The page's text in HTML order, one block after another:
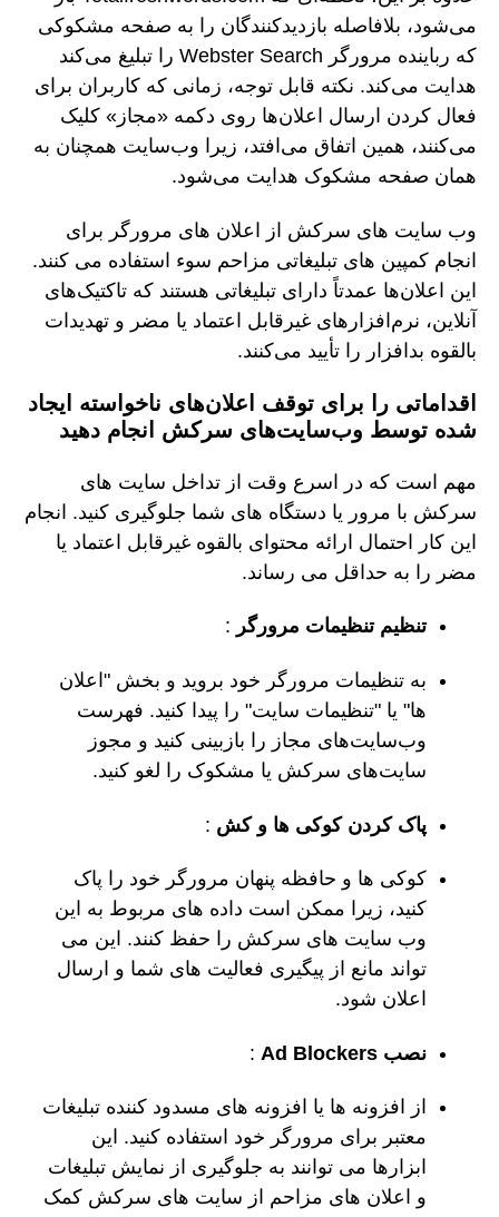
می‌شود، بلافاصله بازدیدکنندگان را به صفحه مشکوکی
که رباینده مرورگر Webster Search را تبلیغ می‌کند
هدایت می‌کند. نکته قابل توجه، زمانی که کاربران برای
فعال کردن ارسال اعلان‌ها روی دکمه «مجاز» کلیک
می‌کنند، همین اتفاق می‌افتد، زیرا وب‌سایت همچنان به
همان صفحه مشکوک هدایت می‌شود.
وب سایت های سرکش از اعلان های مرورگر برای
انجام کمپین های تبلیغاتی مزاحم سوء استفاده می کنند.
این اعلان‌ها عمدتاً دارای تبلیغاتی هستند که تاکتیک‌های
آنلاین، نرم‌افزارهای غیرقابل اعتماد یا مضر و تهدیدات
بالقوه بدافزار را تأیید می‌کنند.
اقداماتی را برای توقف اعلان‌های ناخواسته ایجاد
شده توسط وب‌سایت‌های سرکش انجام دهید
مهم است که در اسرع وقت از تداخل سایت های
سرکش با مرور یا دستگاه های شما جلوگیری کنید. انجام
این کار احتمال ارائه محتوای بالقوه غیرقابل اعتماد یا
مضر را به حداقل می رساند.
تنظیم تنظیمات مرورگر :
به تنظیمات مرورگر خود بروید و بخش "اعلان
ها" یا "تنظیمات سایت" را پیدا کنید. فهرست
وب‌سایت‌های مجاز را بازبینی کنید و مجوز
سایت‌های سرکش یا مشکوک را لغو کنید.
پاک کردن کوکی ها و کش :
کوکی ها و حافظه پنهان مرورگر خود را پاک
کنید، زیرا ممکن است داده های مربوط به این
وب سایت های سرکش را حفظ کنند. این می
تواند مانع از پیگیری فعالیت های شما و ارسال
اعلان شود.
نصب Ad Blockers :
از افزونه ها یا افزونه های مسدود کننده تبلیغات
معتبر برای مرورگر خود استفاده کنید. این
ابزارها می توانند به جلوگیری از نمایش تبلیغات
و اعلان های مزاحم از سایت های سرکش کمک